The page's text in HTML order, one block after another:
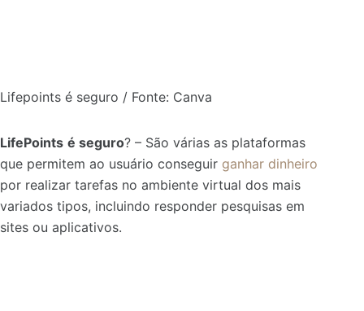
Lifepoints é seguro / Fonte: Canva
LifePoints é seguro? – São várias as plataformas
que permitem ao usuário conseguir ganhar dinheiro
por realizar tarefas no ambiente virtual dos mais
variados tipos, incluindo responder pesquisas em
sites ou aplicativos.